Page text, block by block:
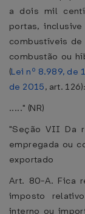
a dois mil
portas,
combustíveis
combustão ou
(Lei nº 8.989, de
de 2015, art. 126):
....." (NR)
"Seção VII Da
empregada ou
exportado
Art. 80-A. Fica
imposto
interno ou